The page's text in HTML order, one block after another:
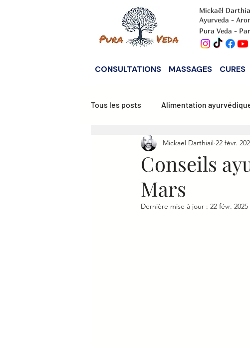
Mickaël
Ayurveda -
Pura Veda -
CONSULTATIONS MASSAGES CURES
Tous les posts Alimentation
Alimentation Vata Alimentation
Conseils
Mars
Mickael Darthiail 22 févr.
Dernière mise à jour : 22 févr. 2025